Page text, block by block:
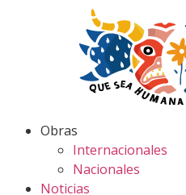
Obras
Internacionales
Nacionales
Noticias